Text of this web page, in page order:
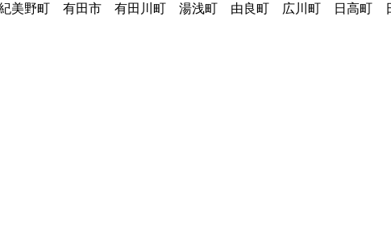
美野町 有田市 有田川町 湯浅町 由良町 広川町 日高